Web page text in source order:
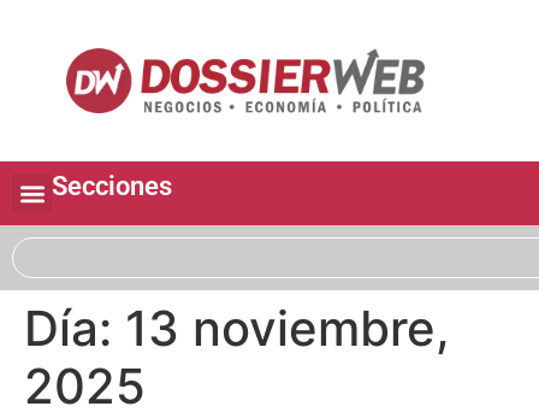
Secciones
Día: 13 noviembre,
2025